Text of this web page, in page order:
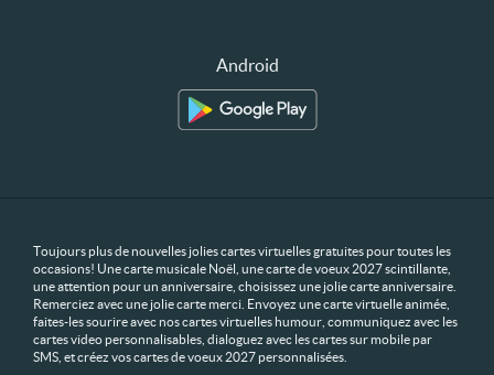
Android
Toujours plus de nouvelles jolies cartes virtuelles gratuites pour toutes les
occasions! Une carte musicale Noël, une carte de voeux 2027 scintillante,
une attention pour un anniversaire, choisissez une jolie carte anniversaire.
Remerciez avec une jolie carte merci. Envoyez une carte virtuelle animée,
faites-les sourire avec nos cartes virtuelles humour, communiquez avec les
cartes video personnalisables, dialoguez avec les cartes sur mobile par
SMS, et créez vos cartes de voeux 2027 personnalisées.